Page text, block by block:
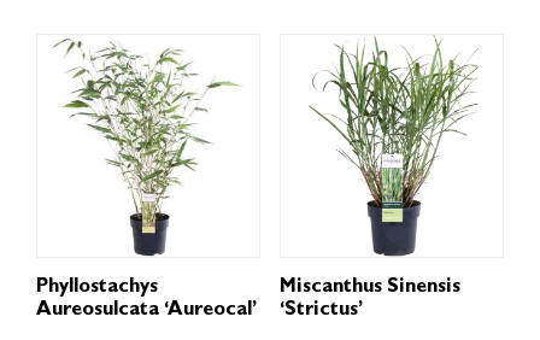
Phyllostachys
Aureosulcata ‘Aureocal’
Miscanthus Sinensis
‘Strictus’